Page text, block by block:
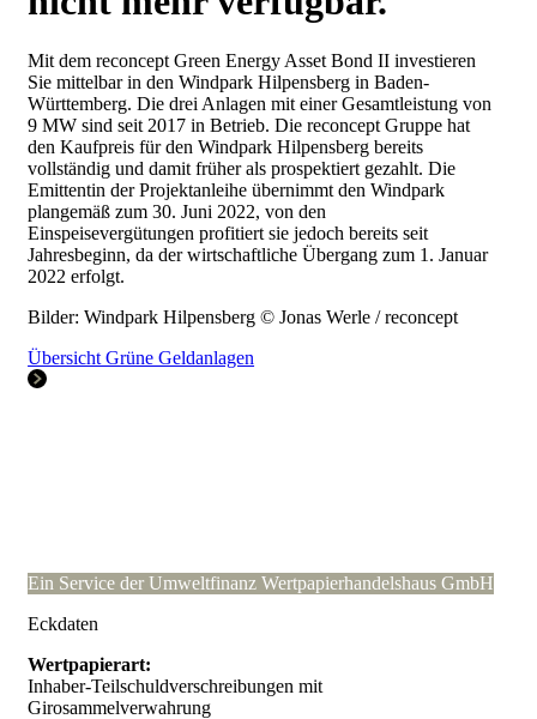
Mit dem reconcept Green Energy Asset Bond II investieren
Sie mittelbar in den Windpark Hilpensberg in Baden-
Württemberg. Die drei Anlagen mit einer Gesamtleistung von
9 MW sind seit 2017 in Betrieb. Die reconcept Gruppe hat
den Kaufpreis für den Windpark Hilpensberg bereits
vollständig und damit früher als prospektiert gezahlt. Die
Emittentin der Projektanleihe übernimmt den Windpark
plangemäß zum 30. Juni 2022, von den
Einspeisevergütungen profitiert sie jedoch bereits seit
Jahresbeginn, da der wirtschaftliche Übergang zum 1. Januar
2022 erfolgt.
Bilder: Windpark Hilpensberg © Jonas Werle / reconcept
Übersicht Grüne Geldanlagen
Ein Service der Umweltfinanz Wertpapierhandelshaus GmbH
Eckdaten
Wertpapierart:
Inhaber-Teilschuldverschreibungen mit
Girosammelverwahrung